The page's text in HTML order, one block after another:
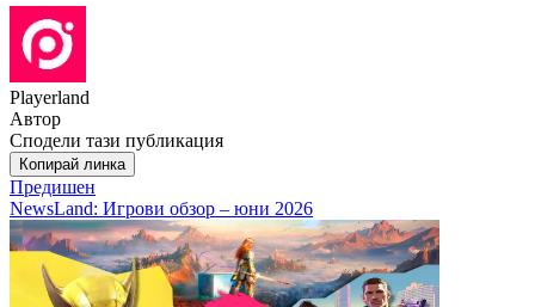
Playerland
Автор
Сподели тази публикация
Копирай линка
Предишен
NewsLand: Игрови обзор – юни 2026